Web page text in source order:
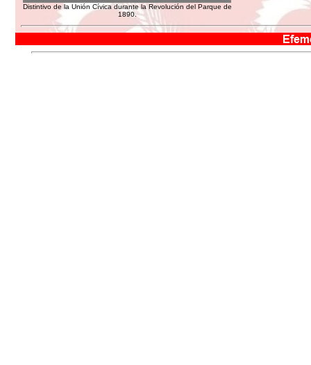
Distintivo de la Unión Cívica durante la Revolución del Parque de
1890.